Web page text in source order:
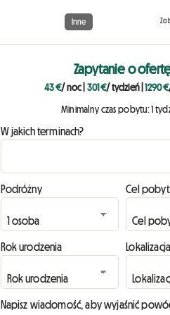
Inne
Zapytanie o
43 €/ noc 301 €/ tydzień|1290 €
Minimalny czas pobytu: 1
W jakich terminach?
Podróżny Cel
Rok urodzenia Lokalizacja
Napisz wiadomość, aby wyjaśnić